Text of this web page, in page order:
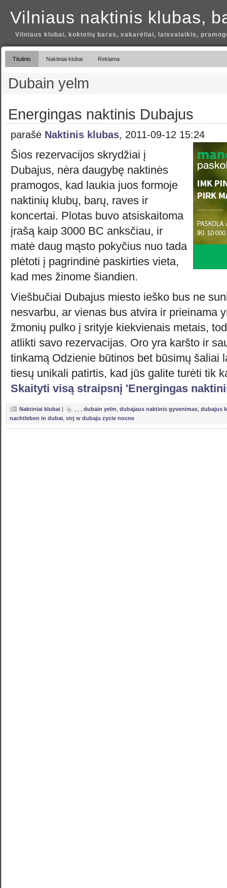
Vilniaus naktinis klubas,
Vilniaus klubai, koktelių baras, vakarėliai, laisvalaikis,
Titulinis Naktiniai klubai Reklama
Dubain yelm
Energingas naktinis Dubajus
parašė Naktinis klubas, 2011-09-12 15:24
Šios rezervacijos skrydžiai į
Dubajus, nėra daugybę naktinės
pramogos, kad laukia juos formoje
naktinių klubų, barų, raves ir
koncertai. Plotas buvo atsiskaitoma
įrašą kaip 3000 BC anksčiau, ir
matė daug mąsto pokyčius nuo tada
plėtoti į pagrindinė paskirties vieta,
kad mes žinome šiandien.
Viešbučiai Dubajus miesto ieško bus ne
nesvarbu, ar vienas bus atvira ir prieinama
žmonių pulko į srityje kiekvienais metais,
atlikti savo rezervacijas. Oro yra karšto ir
tinkamą Odzienie būtinos bet būsimų šaliai
tiesų unikali patirtis, kad jūs galite turėti tik
Skaityti visą straipsnį 'Energingas
Naktiniai klubai | dubain yelm dubajaus naktinis gyvenimas dubajus
nachtleben in dubai strj w dubaju zycie nocne